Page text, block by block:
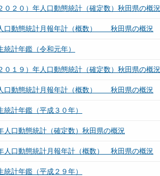
０２０）年人口動態統計（確定数）秋田県の概況
口動態統計月報年計（概数） 秋田県の概況
統計年鑑（令和元年）
０１９）年人口動態統計（確定数）秋田県の概況
口動態統計月報年計（概数） 秋田県の概況
統計年鑑（平成３０年）
人口動態統計（確定数）秋田県の概況
人口動態統計月報年計（概数） 秋田県の概況
統計年鑑（平成２９年）